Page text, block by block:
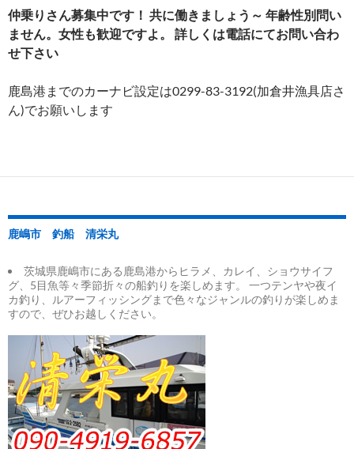
仲乗りさん募集中です！ 共に働きましょう～ 年齢性別問い
ません。女性も歓迎ですよ。 詳しくは電話にてお問い合わ
せ下さい
鹿島港までのカーナビ設定は0299-83-3192(加倉井漁具店さ
ん)でお願いします
鹿嶋市 釣船 清栄丸
茨城県鹿嶋市にある鹿島港からヒラメ、カレイ、ショウサイフ
グ、5目魚等々季節折々の船釣りを楽しめます。 一つテンヤや夜イ
カ釣り、ルアーフィッシングまで色々なジャンルの釣りが楽しめま
すので、ぜひお越しください。